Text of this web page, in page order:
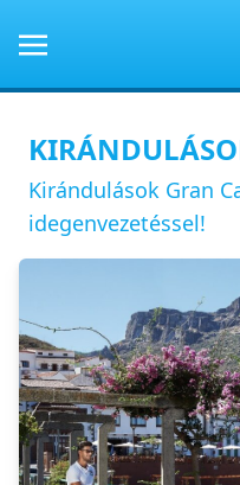
Kirándulások Gran
idegenvezetéssel!